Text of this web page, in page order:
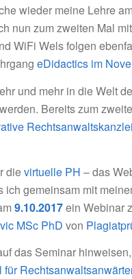
wieder meine Lehre
nun zum zweiten Mal
WiFi Wels folgen
eDidactics im
und mehr in die Welt
Bereits zum
dievirtuelle PH – das
ich gemeinsam mit
9.10.2017ein Webinar
MSc PhD von
das Seminar
für